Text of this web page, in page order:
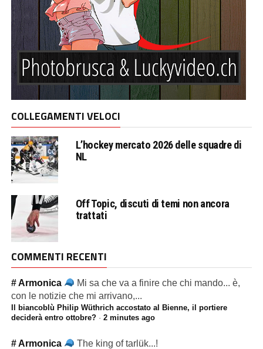
COLLEGAMENTI VELOCI
L’hockey mercato 2026 delle squadre di
NL
Off Topic, discuti di temi non ancora
trattati
COMMENTI RECENTI
# Armonica
Mi sa che va a finire che chi mando... è,
con le notizie che mi arrivano,...
Il biancoblù Philip Wüthrich accostato al Bienne, il portiere
deciderà entro ottobre?· 2 minutes ago
# Armonica The king of tarlük...!